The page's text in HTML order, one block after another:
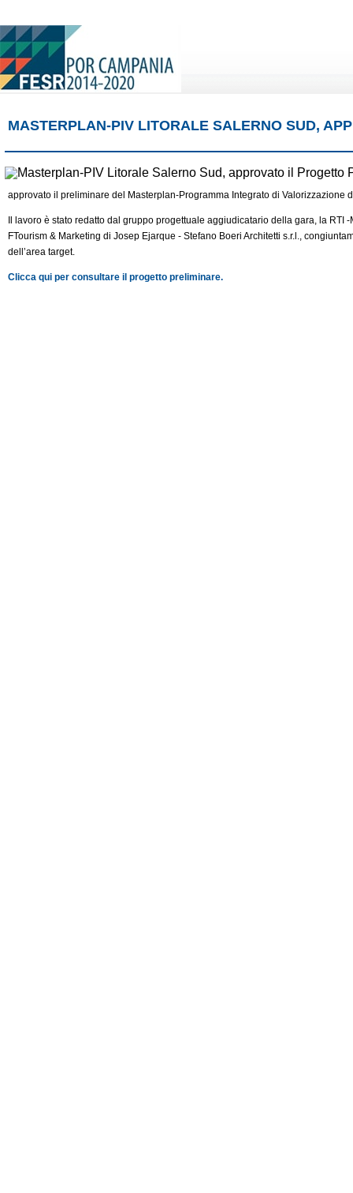
MASTERPLAN-PIV LITORALE SALERNO SUD,
approvato il preliminare del Masterplan-Programma Integrato di Valorizzazione
Il lavoro è stato redatto dal gruppo progettuale aggiudicatario della gara, la RTI
FTourism & Marketing di Josep Ejarque - Stefano Boeri Architetti s.r.l.,
dell’area target.
Clicca qui per consultare il progetto preliminare.